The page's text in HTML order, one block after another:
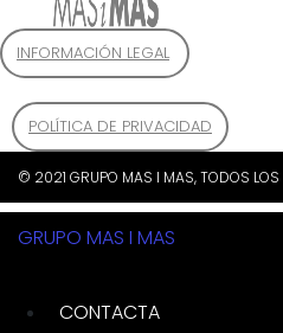
INFORMACIÓN LEGAL
POLÍTICA DE PRIVACIDAD
© 2021 GRUPO MAS I MAS, TODOS LOS
GRUPO MAS I MAS
CONTACTA